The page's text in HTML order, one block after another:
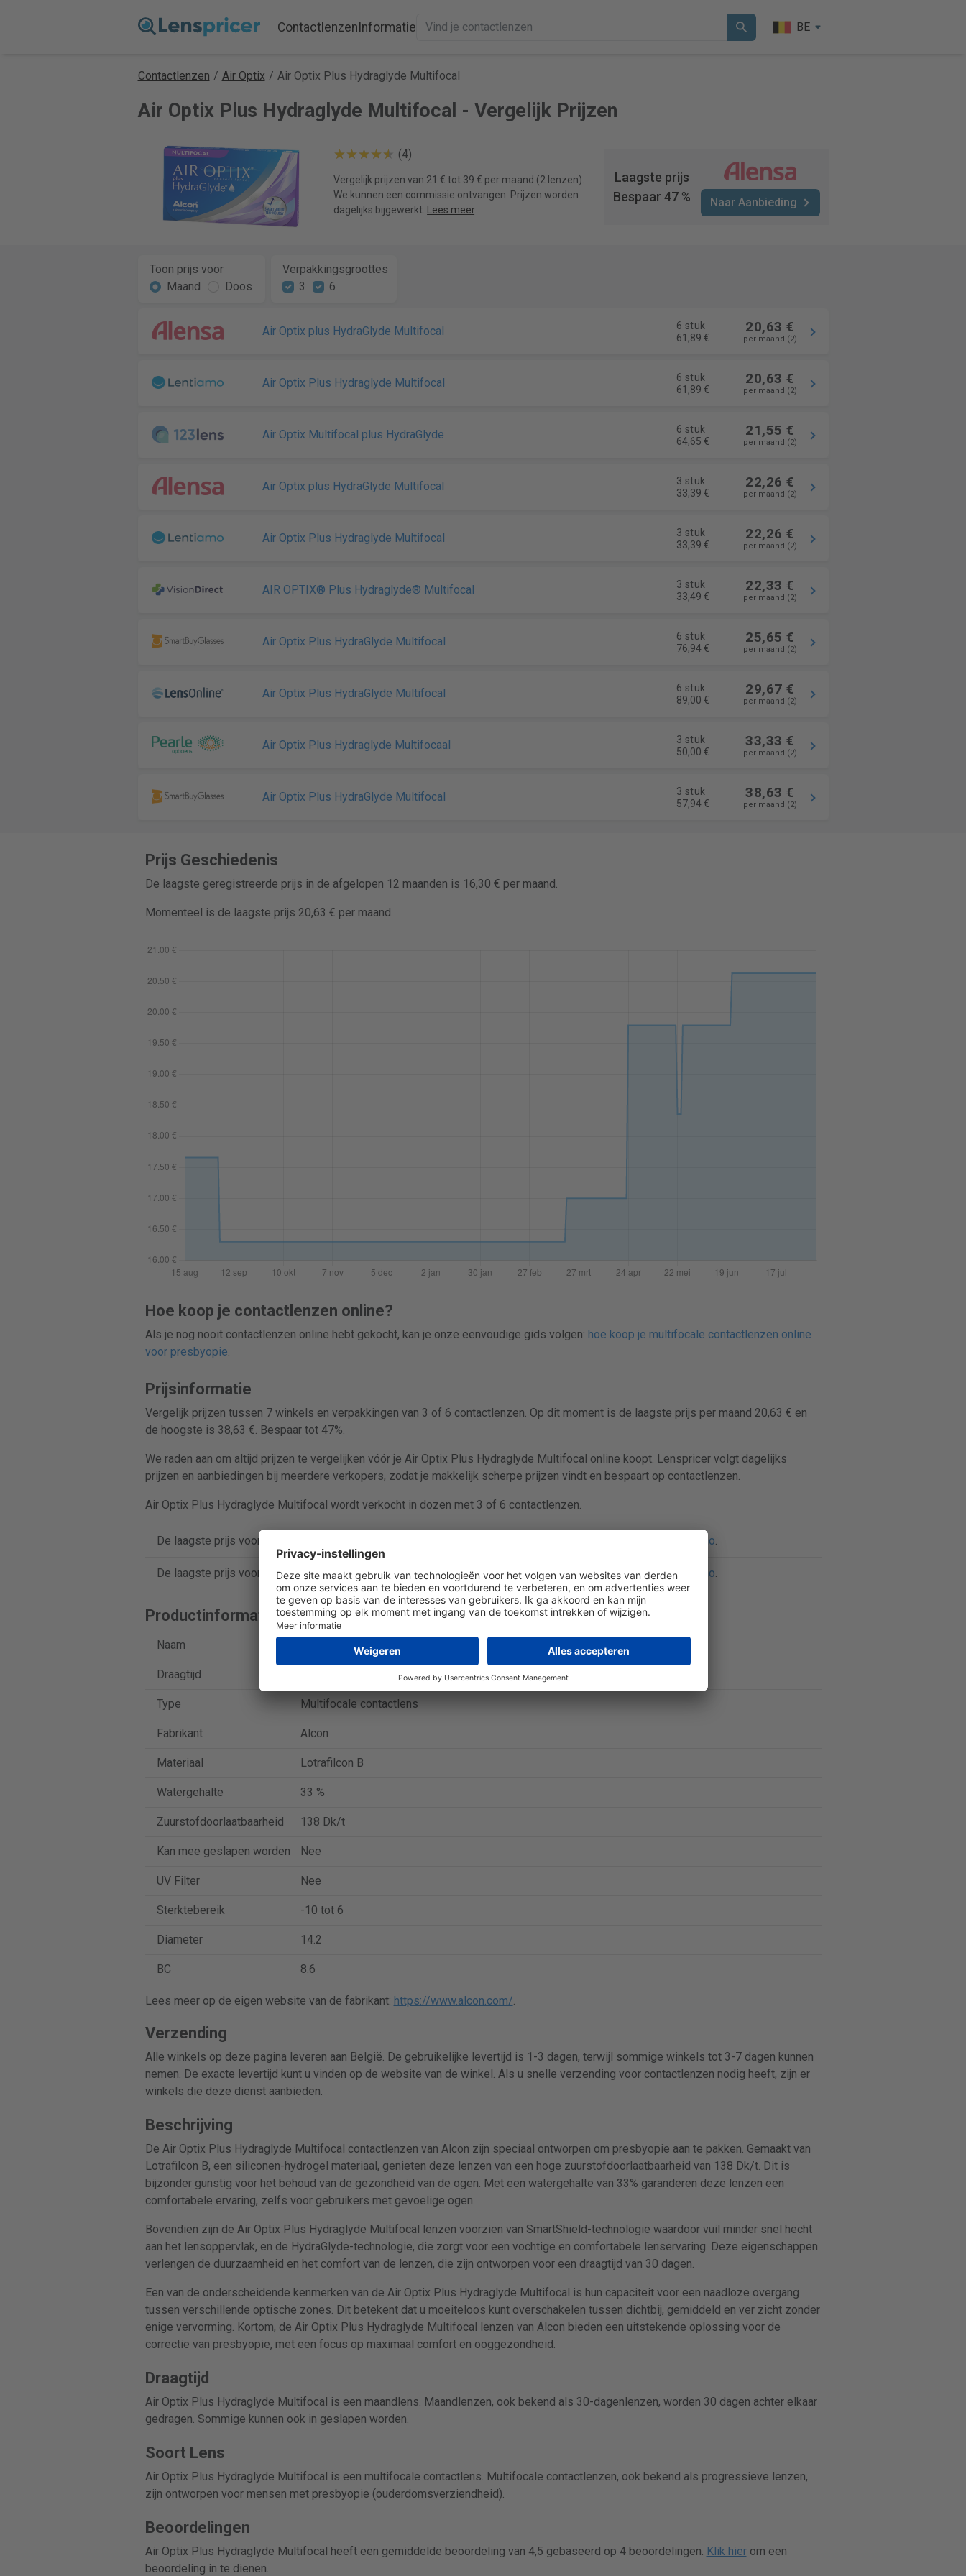
ContactlenzenInformatie BE
Contactlenzen / Air Optix / Air Optix Plus Hydraglyde Multifocal
Air Optix Plus Hydraglyde Multifocal - Vergelijk Prijzen
(4)
Vergelijk prijzen van 21 € tot 39 € per maand (2 lenzen).
We kunnen een commissie ontvangen. Prijzen worden
dagelijks bijgewerkt. Lees meer.
Laagste prijs
Bespaar 47 %
Naar Aanbieding
Toon prijs voor
Maand
Doos
Verpakkingsgroottes
3
6
Air Optix plus HydraGlyde Multifocal
6 stuk
61,89 €
20,63 €
per maand (2)
Air Optix Plus Hydraglyde Multifocal
6 stuk
61,89 €
20,63 €
per maand (2)
Air Optix Multifocal plus HydraGlyde
6 stuk
64,65 €
21,55 €
per maand (2)
Air Optix plus HydraGlyde Multifocal
3 stuk
33,39 €
22,26 €
per maand (2)
Air Optix Plus Hydraglyde Multifocal
3 stuk
33,39 €
22,26 €
per maand (2)
AIR OPTIX® Plus Hydraglyde® Multifocal
3 stuk
33,49 €
22,33 €
per maand (2)
Air Optix Plus HydraGlyde Multifocal
6 stuk
76,94 €
25,65 €
per maand (2)
Air Optix Plus HydraGlyde Multifocal
6 stuk
89,00 €
29,67 €
per maand (2)
Air Optix Plus Hydraglyde Multifocaal
3 stuk
50,00 €
33,33 €
per maand (2)
Air Optix Plus HydraGlyde Multifocal
3 stuk
57,94 €
38,63 €
per maand (2)
Prijs Geschiedenis
De laagste geregistreerde prijs in de afgelopen 12 maanden is 16,30 € per maand.
Momenteel is de laagste prijs 20,63 € per maand.
Hoe koop je contactlenzen online?
Als je nog nooit contactlenzen online hebt gekocht, kan je onze eenvoudige gids volgen: hoe koop je multifocale contactlenzen online
voor presbyopie.
Prijsinformatie
Vergelijk prijzen tussen 7 winkels en verpakkingen van 3 of 6 contactlenzen. Op dit moment is de laagste prijs per maand 20,63 € en
de hoogste is 38,63 €. Bespaar tot 47%.
We raden aan om altijd prijzen te vergelijken vóór je Air Optix Plus Hydraglyde Multifocal online koopt. Lenspricer volgt dagelijks
prijzen en aanbiedingen bij meerdere verkopers, zodat je makkelijk scherpe prijzen vindt en bespaart op contactlenzen.
Air Optix Plus Hydraglyde Multifocal wordt verkocht in dozen met 3 of 6 contactlenzen.
De laagste prijs voor Air Optix Plus Hydraglyde Multifocal (3 lenzen) is 33,39 €. Ga naar aanbieding bij Lentiamo.
De laagste prijs voor Air Optix Plus Hydraglyde Multifocal (6 lenzen) is 61,89 €. Ga naar aanbieding bij Lentiamo.
Productinformatie
Naam Air Optix Plus Hydraglyde Multifocal
Draagtijd
Type Multifocale contactlens
Fabrikant Alcon
Materiaal Lotrafilcon B
Watergehalte 33 %
Zuurstofdoorlaatbaarheid 138 Dk/t
Kan mee geslapen worden Nee
UV Filter Nee
Sterktebereik -10 tot 6
Diameter 14.2
BC 8.6
Lees meer op de eigen website van de fabrikant: https://www.alcon.com/.
Verzending
Alle winkels op deze pagina leveren aan België. De gebruikelijke levertijd is 1-3 dagen, terwijl sommige winkels tot 3-7 dagen kunnen
nemen. De exacte levertijd kunt u vinden op de website van de winkel. Als u snelle verzending voor contactlenzen nodig heeft, zijn er
winkels die deze dienst aanbieden.
Beschrijving
De Air Optix Plus Hydraglyde Multifocal contactlenzen van Alcon zijn speciaal ontworpen om presbyopie aan te pakken. Gemaakt van
Lotrafilcon B, een siliconen-hydrogel materiaal, genieten deze lenzen van een hoge zuurstofdoorlaatbaarheid van 138 Dk/t. Dit is
bijzonder gunstig voor het behoud van de gezondheid van de ogen. Met een watergehalte van 33% garanderen deze lenzen een
comfortabele ervaring, zelfs voor gebruikers met gevoelige ogen.
Bovendien zijn de Air Optix Plus Hydraglyde Multifocal lenzen voorzien van SmartShield-technologie waardoor vuil minder snel hecht
aan het lensoppervlak, en de HydraGlyde-technologie, die zorgt voor een vochtige en comfortabele lenservaring. Deze eigenschappen
verlengen de duurzaamheid en het comfort van de lenzen, die zijn ontworpen voor een draagtijd van 30 dagen.
Een van de onderscheidende kenmerken van de Air Optix Plus Hydraglyde Multifocal is hun capaciteit voor een naadloze overgang
tussen verschillende optische zones. Dit betekent dat u moeiteloos kunt overschakelen tussen dichtbij, gemiddeld en ver zicht zonder
enige vervorming. Kortom, de Air Optix Plus Hydraglyde Multifocal lenzen van Alcon bieden een uitstekende oplossing voor de
correctie van presbyopie, met een focus op maximaal comfort en ooggezondheid.
Draagtijd
Air Optix Plus Hydraglyde Multifocal is een maandlens. Maandlenzen, ook bekend als 30-dagenlenzen, worden 30 dagen achter elkaar
gedragen. Sommige kunnen ook in geslapen worden.
Soort Lens
Air Optix Plus Hydraglyde Multifocal is een multifocale contactlens. Multifocale contactlenzen, ook bekend als progressieve lenzen,
zijn ontworpen voor mensen met presbyopie (ouderdomsverziendheid).
Beoordelingen
Air Optix Plus Hydraglyde Multifocal heeft een gemiddelde beoordeling van 4,5 gebaseerd op 4 beoordelingen. Klik hierom een
beoordeling in te dienen.